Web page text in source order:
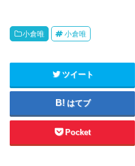
小倉唯 小倉唯
ツイート
はてブ
Pocket